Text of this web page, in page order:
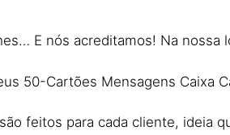
E nós acreditamos! Na
50-Cartões Mensagens Caixa
feitos para cada cliente, ideia